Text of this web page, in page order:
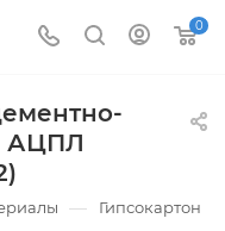
0
АЦПЛ
— Гипсокартон и